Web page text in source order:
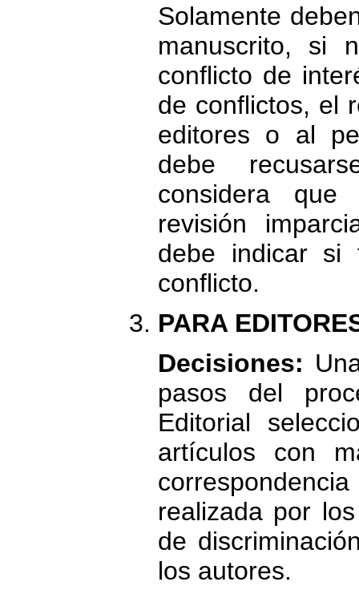
Solamente
manuscrito, si
conflicto de
de conflictos, el
editores o al
debe
considera
revisión
debe indicar si
conflicto.
PARA
Decisiones:
pasos del
Editorial
artículos con
realizada por
de
los autores.